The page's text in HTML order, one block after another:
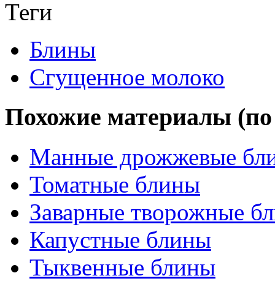
Теги
Блины
Сгущенное молоко
Похожие материалы (по
Манные дрожжевые
Томатные блины
Заварные творожные
Капустные блины
Тыквенные блины